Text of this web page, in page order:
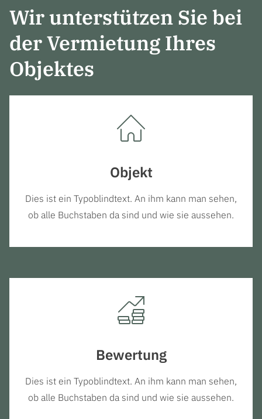
Wir unterstützen Sie bei
der Vermietung Ihres
Objektes
Objekt
Dies ist ein Typoblindtext. An ihm kann man sehen,
ob alle Buchstaben da sind und wie sie aussehen.
Bewertung
Dies ist ein Typoblindtext. An ihm kann man sehen,
ob alle Buchstaben da sind und wie sie aussehen.